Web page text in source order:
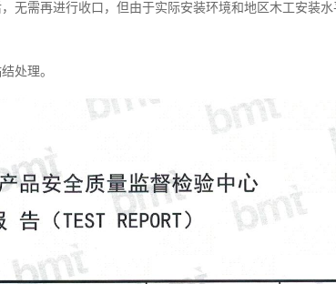
无需再进行收口，但由于实际安装环境和地区木工安装
处理。